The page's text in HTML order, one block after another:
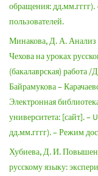
обращения:
пользователей.
Минакова, Д. А. Анализ
Чехова на уроках
(бакалаврская) работа
Байрамукова –
Электронная
университета: [сайт].
дд.мм.гггг). – Режим
Хубиева, Д. И.
русскому языку: